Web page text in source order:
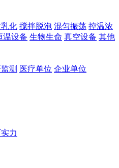
化 搅拌脱泡 混匀振荡 控温浓
温设备 生物生命 真空设备 其他
测 医疗单位 企业单位
力